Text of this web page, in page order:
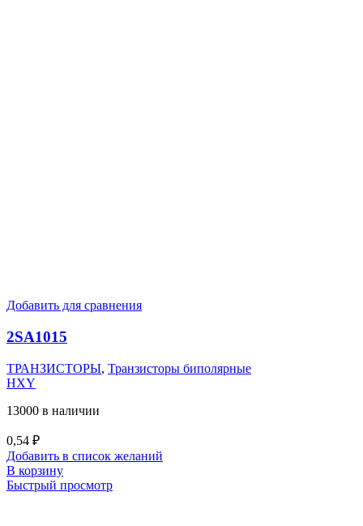
Добавить для сравнения
2SA1015
ТРАНЗИСТОРЫ, Транзисторы биполярные
HXY
13000 в наличии
0,54 ₽
Добавить в список желаний
В корзину
Быстрый просмотр